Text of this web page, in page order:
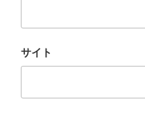
サイト